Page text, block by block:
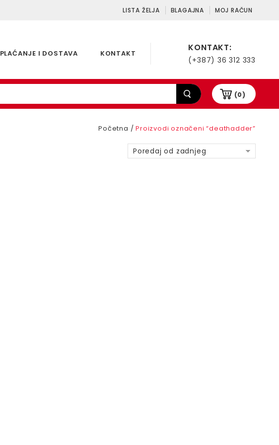
LISTA ŽELJA BLAGAJNA MOJ RAČUN
KONTAKT:
(+387) 36 312 333
PLAĆANJE I DOSTAVA KONTAKT
(0)
Početna /Proizvodi označeni “deathadder”
Poredaj od zadnjeg